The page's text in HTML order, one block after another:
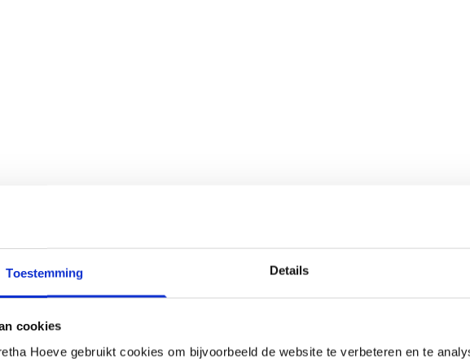
Toestemming Details
cookies
Hoeve gebruikt cookies om bijvoorbeeld de website te verbeteren en te